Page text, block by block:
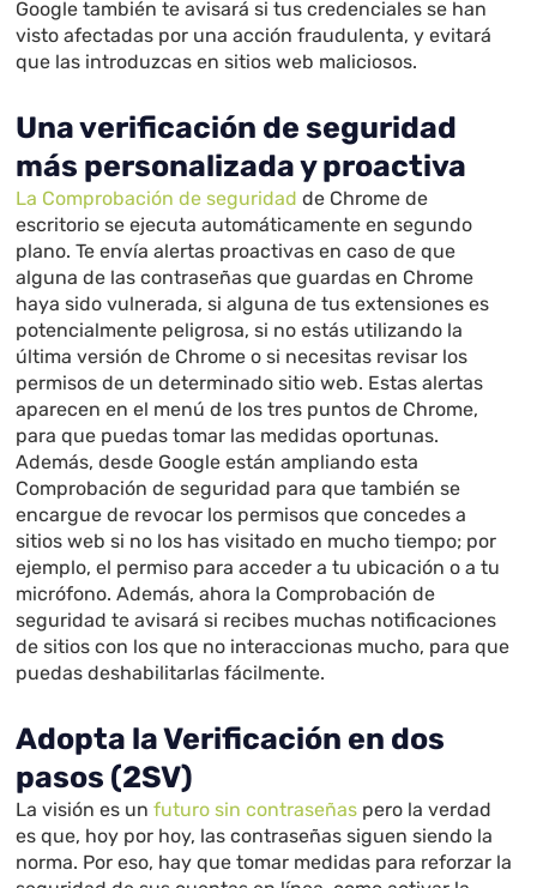
Google también te avisará si tus credenciales se han
visto afectadas por una acción fraudulenta, y evitará
que las introduzcas en sitios web maliciosos.
Una verificación de seguridad
más personalizada y proactiva
La Comprobación de seguridad de Chrome de
escritorio se ejecuta automáticamente en segundo
plano. Te envía alertas proactivas en caso de que
alguna de las contraseñas que guardas en Chrome
haya sido vulnerada, si alguna de tus extensiones es
potencialmente peligrosa, si no estás utilizando la
última versión de Chrome o si necesitas revisar los
permisos de un determinado sitio web. Estas alertas
aparecen en el menú de los tres puntos de Chrome,
para que puedas tomar las medidas oportunas.
Además, desde Google están ampliando esta
Comprobación de seguridad para que también se
encargue de revocar los permisos que concedes a
sitios web si no los has visitado en mucho tiempo; por
ejemplo, el permiso para acceder a tu ubicación o a tu
micrófono. Además, ahora la Comprobación de
seguridad te avisará si recibes muchas notificaciones
de sitios con los que no interaccionas mucho, para que
puedas deshabilitarlas fácilmente.
Adopta la Verificación en dos
pasos (2SV)
La visión es unfuturo sin contraseñas pero la verdad
es que, hoy por hoy, las contraseñas siguen siendo la
norma. Por eso, hay que tomar medidas para reforzar la